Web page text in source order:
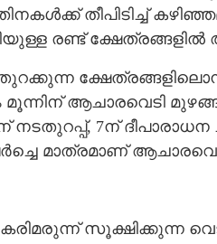
തീപി​ടി​ച്ച്
രണ്ട് ക്ഷേത്രങ്ങളിൽ
ആചാരവെടി
7ന്
മാത്രമാണ്
സൂക്ഷി​ക്കുന്ന